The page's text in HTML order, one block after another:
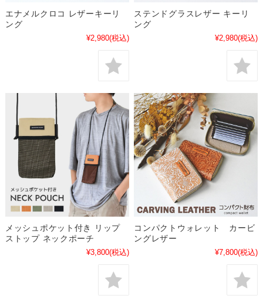
エナメルクロコ レザーキーリ
ング
¥2,980(税込)
ステンドグラスレザー キーリ
ング
¥2,980(税込)
メッシュポケット付き リップ
ストップ ネックポーチ
¥3,800(税込)
コンパクトウォレット カービ
ングレザー
¥7,800(税込)